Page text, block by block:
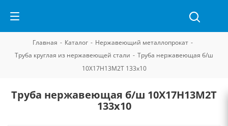
Главная - Каталог - Нержавеющий металлопрокат -
Труба круглая из нержавеющей стали - Труба нержавеющая б/ш
10Х17Н13М2Т 133х10
Труба нержавеющая б/ш 10Х17Н13М2Т
133х10